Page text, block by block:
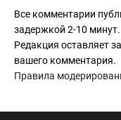
Все комментарии
задержкой 2-10 минут.
Редакция оставляет
вашего комментария.
Правила